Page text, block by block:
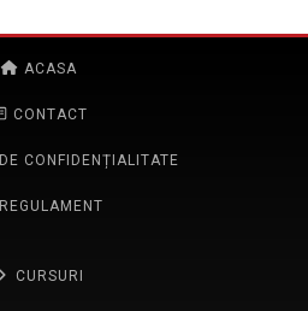
ACASA
CONTACT
CONFIDENȚIALITATE
REGULAMENT
CURSURI